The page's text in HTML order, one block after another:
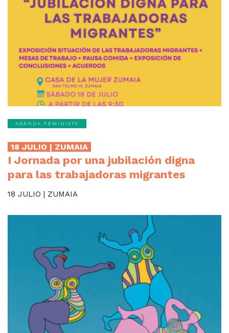
AGENDA FEMINISTA
18 JULIO | ZUMAIA
I Jornada por una jubilación digna
para las trabajadoras migrantes
18 JULIO | ZUMAIA